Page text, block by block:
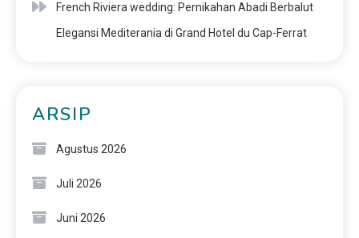
French Riviera wedding: Pernikahan Abadi Berbalut
Elegansi Mediterania di Grand Hotel du Cap-Ferrat
ARSIP
Agustus 2026
Juli 2026
Juni 2026